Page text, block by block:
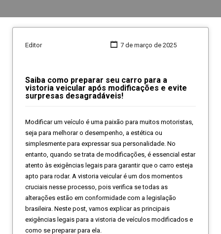
Editor 7 de março de 2025
Saiba como preparar seu carro para a
vistoria veicular após modificações e evite
surpresas desagradáveis!
Modificar um veículo é uma paixão para muitos motoristas,
seja para melhorar o desempenho, a estética ou
simplesmente para expressar sua personalidade. No
entanto, quando se trata de modificações, é essencial estar
atento às exigências legais para garantir que o carro esteja
apto para rodar. A vistoria veicular é um dos momentos
cruciais nesse processo, pois verifica se todas as
alterações estão em conformidade com a legislação
brasileira. Neste post, vamos explicar as principais
exigências legais para a vistoria de veículos modificados e
como se preparar para ela.